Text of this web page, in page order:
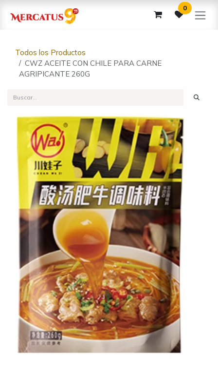
0
Todos los Productos
CWZ ACEITE CON CHILE PARA CARNE
AGRIPICANTE 260G